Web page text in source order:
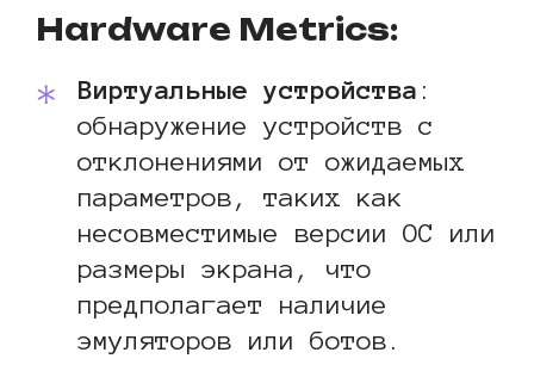
Hardware Metrics:
Виртуальные устройства :
обнаружение устройств с
отклонениями от ожидаемых
параметров, таких как
несовместимые версии ОС или
размеры экрана, что
предполагает наличие
эмуляторов или ботов.